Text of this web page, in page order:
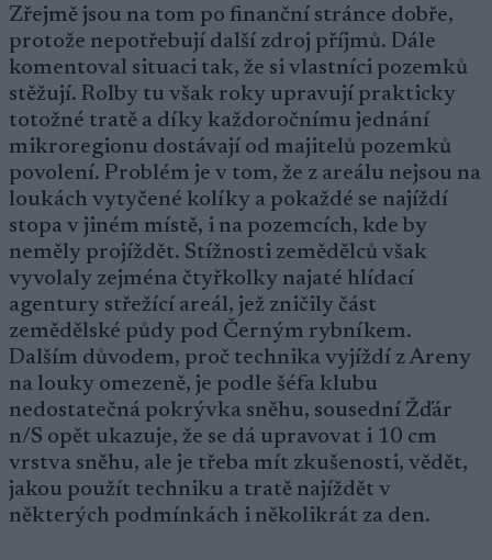
Zřejmě jsou na tom po finanční stránce dobře,
protože nepotřebují další zdroj příjmů. Dále
komentoval situaci tak, že si vlastníci pozemků
stěžují. Rolby tu však roky upravují prakticky
totožné tratě a díky každoročnímu jednání
mikroregionu dostávají od majitelů pozemků
povolení. Problém je v tom, že z areálu nejsou na
loukách vytyčené kolíky a pokaždé se najíždí
stopa v jiném místě, i na pozemcích, kde by
neměly projíždět. Stížnosti zemědělců však
vyvolaly zejména čtyřkolky najaté hlídací
agentury střežící areál, jež zničily část
zemědělské půdy pod Černým rybníkem.
Dalším důvodem, proč technika vyjíždí z Areny
na louky omezeně, je podle šéfa klubu
nedostatečná pokrývka sněhu, sousední Žďár
n/S opět ukazuje, že se dá upravovat i 10 cm
vrstva sněhu, ale je třeba mít zkušenosti, vědět,
jakou použít techniku a tratě najíždět v
některých podmínkách i několikrát za den.